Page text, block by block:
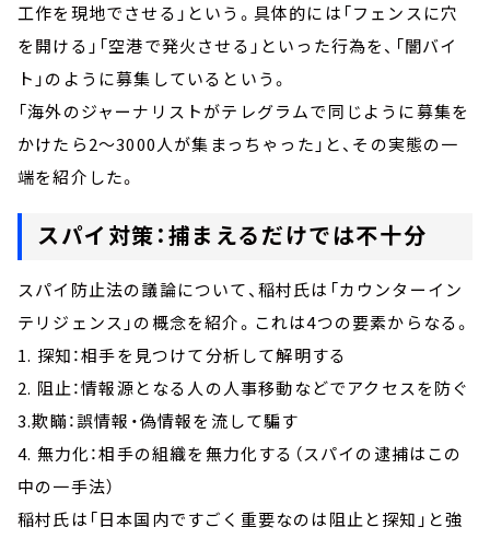
工作を現地でさせる」という。具体的には「フェンスに穴
を開ける」「空港で発火させる」といった行為を、「闇バイ
ト」のように募集しているという。
「海外のジャーナリストがテレグラムで同じように募集を
かけたら2～3000人が集まっちゃった」と、その実態の一
端を紹介した。
スパイ対策：捕まえるだけでは不十分
スパイ防止法の議論について、稲村氏は「カウンターイン
テリジェンス」の概念を紹介。これは4つの要素からなる。
1. 探知：相手を見つけて分析して解明する
2. 阻止：情報源となる人の人事移動などでアクセスを防ぐ
3.欺瞞：誤情報・偽情報を流して騙す
4. 無力化：相手の組織を無力化する（スパイの逮捕はこの
中の一手法）
稲村氏は「日本国内ですごく重要なのは阻止と探知」と強